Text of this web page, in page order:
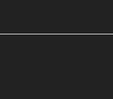
account cliente